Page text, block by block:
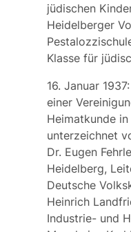
jüdischen
Heidelberger
Klasse für
16. Januar
einer
Heimatkunde
unterzeichnet
Dr. Eugen
Heidelberg,
Deutsche
Heinrich
Industrie- und